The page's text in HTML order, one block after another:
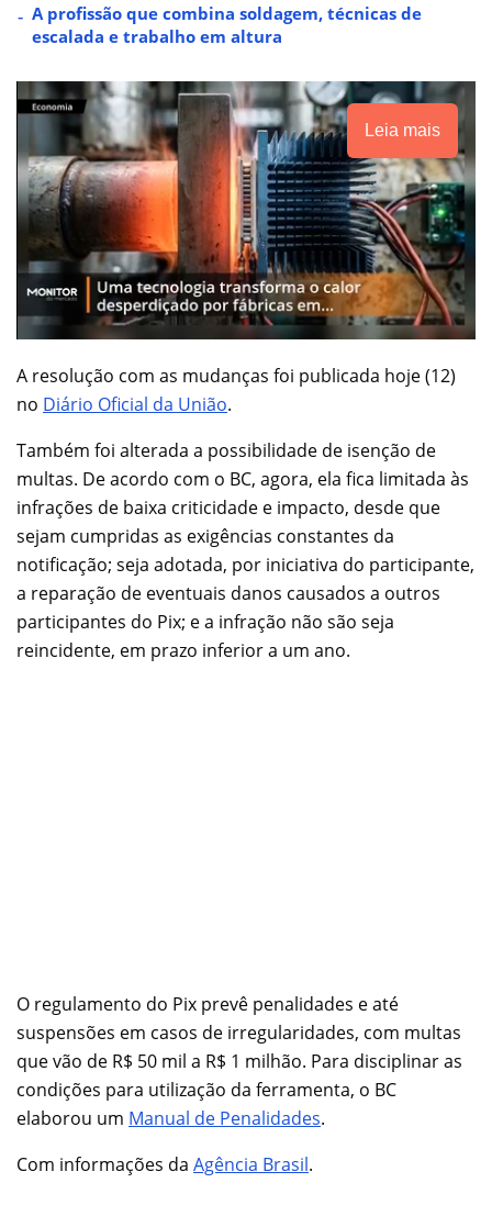
A profissão que combina soldagem, técnicas de
escalada e trabalho em altura
Leia mais
A resolução com as mudanças foi publicada hoje (12)
no Diário Oficial da União.
Também foi alterada a possibilidade de isenção de
multas. De acordo com o BC, agora, ela fica limitada às
infrações de baixa criticidade e impacto, desde que
sejam cumpridas as exigências constantes da
notificação; seja adotada, por iniciativa do participante,
a reparação de eventuais danos causados a outros
participantes do Pix; e a infração não são seja
reincidente, em prazo inferior a um ano.
O regulamento do Pix prevê penalidades e até
suspensões em casos de irregularidades, com multas
que vão de R$ 50 mil a R$ 1 milhão. Para disciplinar as
condições para utilização da ferramenta, o BC
elaborou um Manual de Penalidades.
Com informações da Agência Brasil.